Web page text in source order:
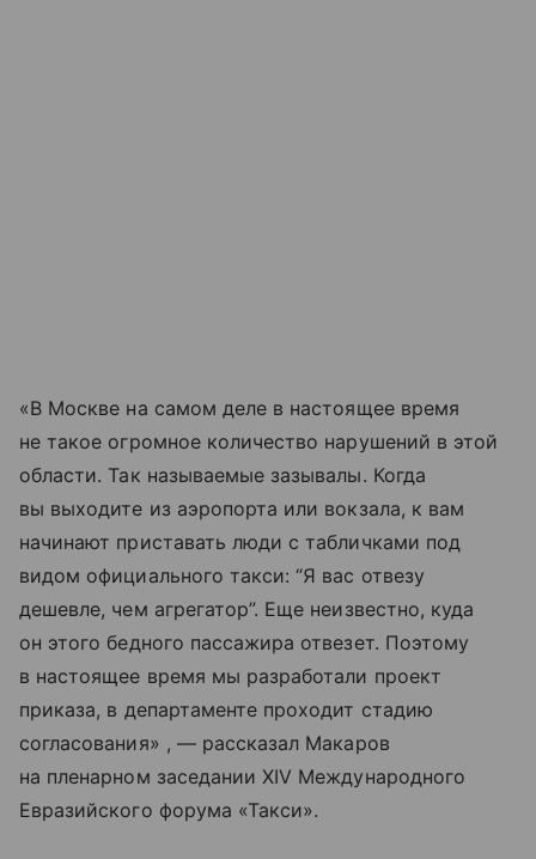
«В Москве на самом деле в настоящее время
не такое огромное количество нарушений в этой
области. Так называемые зазывалы. Когда
вы выходите из аэропорта или вокзала, к вам
начинают приставать люди с табличками под
видом официального такси: “Я вас отвезу
дешевле, чем агрегатор”. Еще неизвестно, куда
он этого бедного пассажира отвезет. Поэтому
в настоящее время мы разработали проект
приказа, в департаменте проходит стадию
согласования» , — рассказал Макаров
на пленарном заседании XIV Международного
Евразийского форума «Такси».